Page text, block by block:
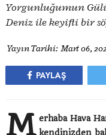
Yorgunluğumun
Deniz ile keyifli bir
Yayın Tarihi: Mart 06,
PAYLAŞ
M erhaba Hava
kendinizden